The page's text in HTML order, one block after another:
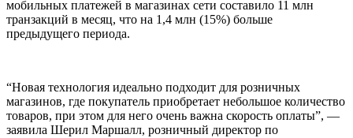
мобильных платежей в магазинах сети составило 11 млн
транзакций в месяц, что на 1,4 млн (15%) больше
предыдущего периода.
“Новая технология идеально подходит для розничных
магазинов, где покупатель приобретает небольшое количество
товаров, при этом для него очень важна скорость оплаты”, —
заявила Шерил Маршалл, розничный директор по